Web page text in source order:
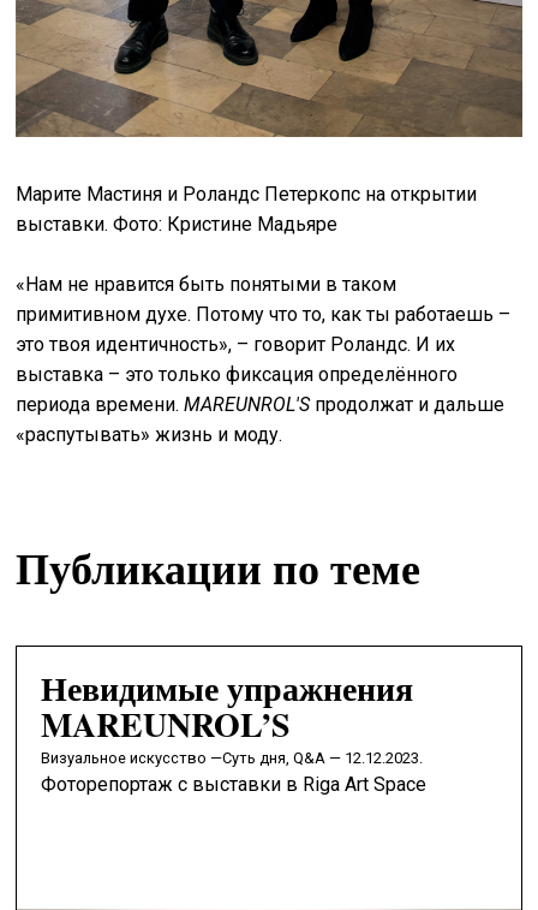
Марите Мастиня и Роландс Петеркопс на открытии
выставки. Фото: Кристине Мадьяре
«Нам не нравится быть понятыми в таком
примитивном духе. Потому что то, как ты работаешь –
это твоя идентичность», – говорит Роландс. И их
выставка – это только фиксация определённого
периода времени.MAREUNROL'Sпродолжат и дальше
«распутывать» жизнь и моду.
Публикации по теме
Невидимые упражнения
MAREUNROL’S
визуальное искусство —Суть дня, Q&A — 12.12.2023.
Фоторепортаж с выставки в Riga Art Space